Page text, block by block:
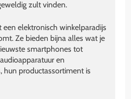
zult vinden.
een elektronisch winkelparadijs
Ze bieden bijna alles wat je
smartphones tot
en
hun productassortiment is